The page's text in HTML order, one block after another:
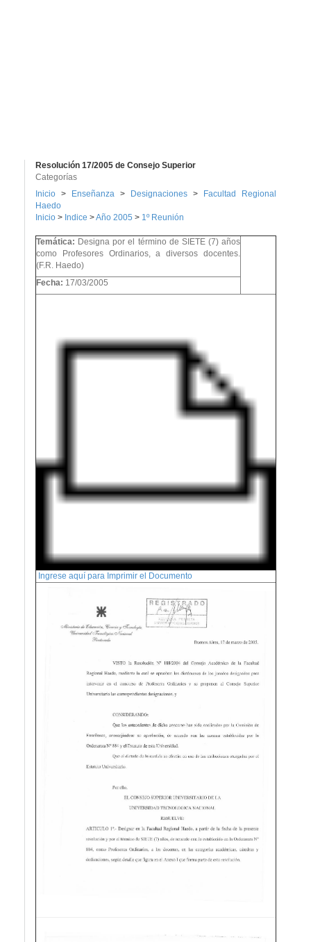
Resolución 17/2005 de Consejo Superior
Categorías
Inicio > Enseñanza > Designaciones >
Facultad Regional
Haedo
Inicio > Indice >Año 2005 > 1º Reunión
Temática: Designa por el término de SIETE (7) años
como Profesores Ordinarios, a diversos docentes.
(F.R. Haedo)
Fecha: 17/03/2005
Ingrese aquí para Imprimir el Documento